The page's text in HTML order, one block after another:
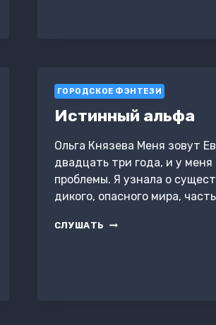
ГОРОДСКОЕ ФЭНТЕЗИ
Истинный альфа
Ольга Князева Меня зовут
двадцать три года, и у меня
проблемы. Я узнала о
дикого, опасного мира,
СЛУШАТЬ ИСТИННЫЙ